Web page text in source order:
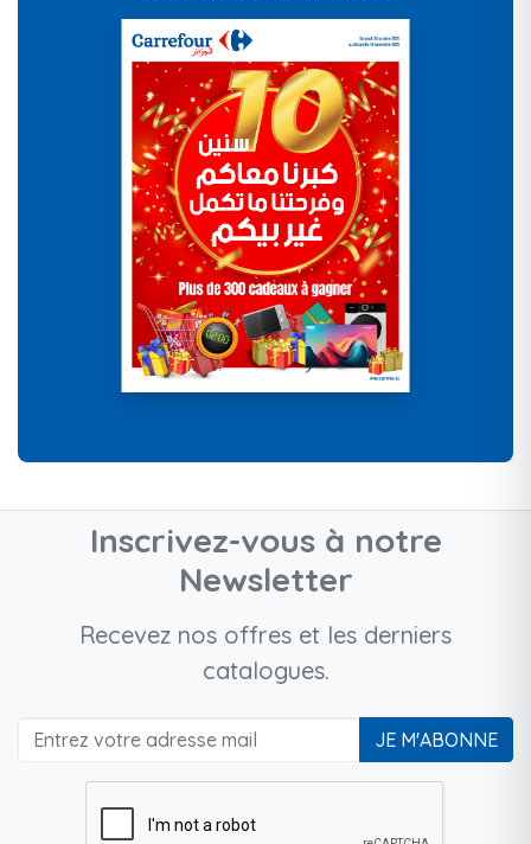
Inscrivez-vous à notre
Newsletter
Recevez nos offres et les derniers
catalogues.
JE M'ABONNE